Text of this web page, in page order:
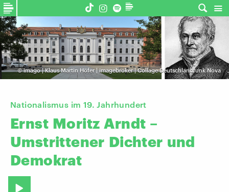
©imago | Klaus Martin Höfer | imagebroker | Collage Deutschlandfunk Nova
Nationalismus im 19. Jahrhundert
Ernst Moritz Arndt –
Umstrittener Dichter und
Demokrat